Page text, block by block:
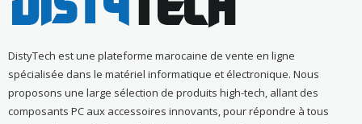
DistyTech est une plateforme marocaine de vente en ligne
spécialisée dans le matériel informatique et électronique. Nous
proposons une large sélection de produits high-tech, allant des
composants PC aux accessoires innovants, pour répondre à tous